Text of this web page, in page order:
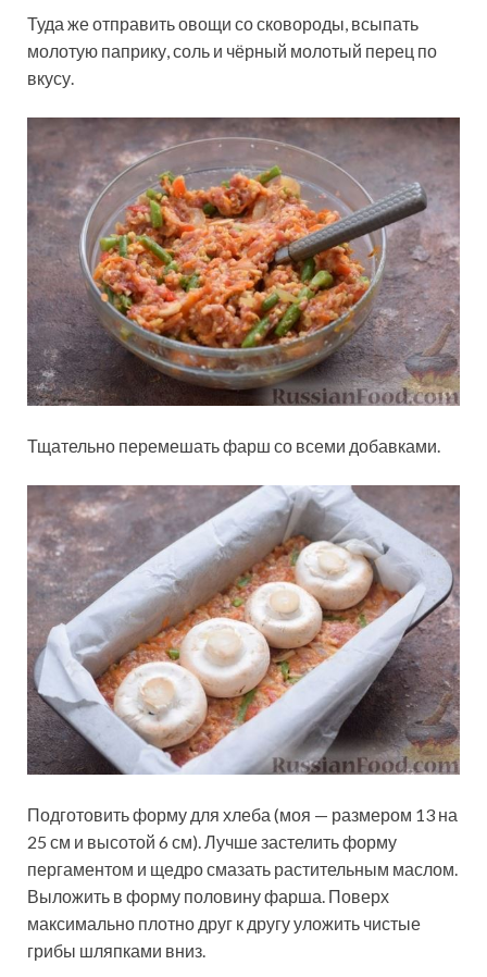
Туда же отправить овощи со сковороды, всыпать
молотую паприку, соль и чёрный молотый перец по
вкусу.
Тщательно перемешать фарш со всеми добавками.
Подготовить форму для хлеба (моя — размером 13 на
25 см и высотой 6 см). Лучше застелить форму
пергаментом и щедро смазать растительным маслом.
Выложить в форму половину фарша. Поверх
максимально плотно друг к другу уложить чистые
грибы шляпками вниз.